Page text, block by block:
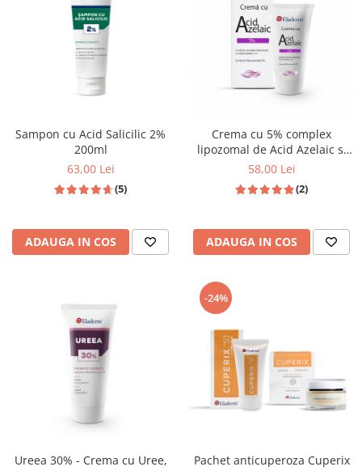
Sampon cu Acid Salicilic 2%
200ml
63,00 Lei
(5)
ADAUGA IN COS
Crema cu 5% complex
lipozomal de Acid Azelaic si
5% Niacinamida 50ml
58,00 Lei
(2)
ADAUGA IN COS
Ureea 30% - Crema cu Uree,
-24%
Pachet anticuperoza Cuperix